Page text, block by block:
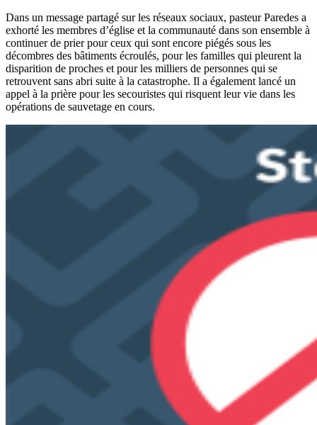
Dans un message partagé sur les réseaux sociaux, pasteur Paredes a
exhorté les membres d’église et la communauté dans son ensemble à
continuer de prier pour ceux qui sont encore piégés sous les
décombres des bâtiments écroulés, pour les familles qui pleurent la
disparition de proches et pour les milliers de personnes qui se
retrouvent sans abri suite à la catastrophe. Il a également lancé un
appel à la prière pour les secouristes qui risquent leur vie dans les
opérations de sauvetage en cours.